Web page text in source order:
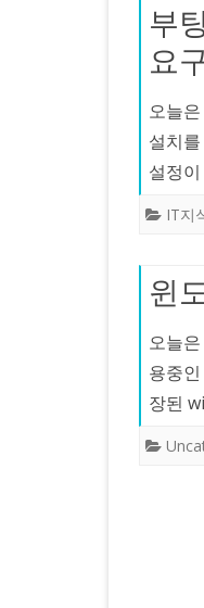
부
요
오늘
설치
설정
IT지
윈
오늘
용중
장된